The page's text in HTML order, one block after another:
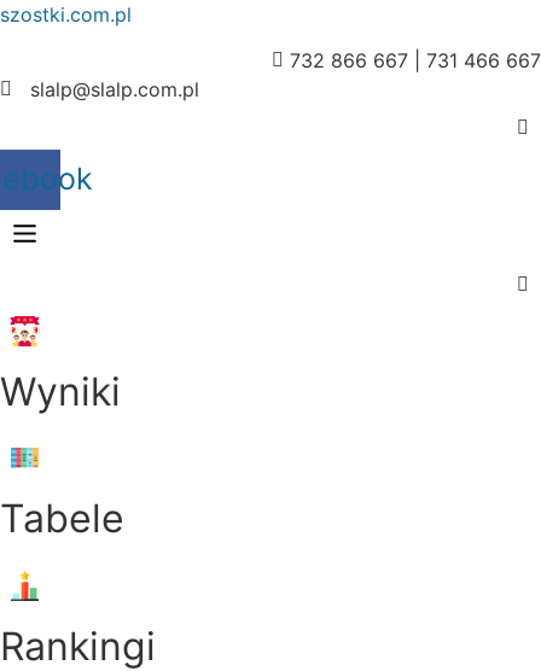
szostki.com.pl
732 866 667 | 731 466 667
slalp@slalp.com.pl
Menu
Wyniki
Menu
Tabele
Menu
Rankingi